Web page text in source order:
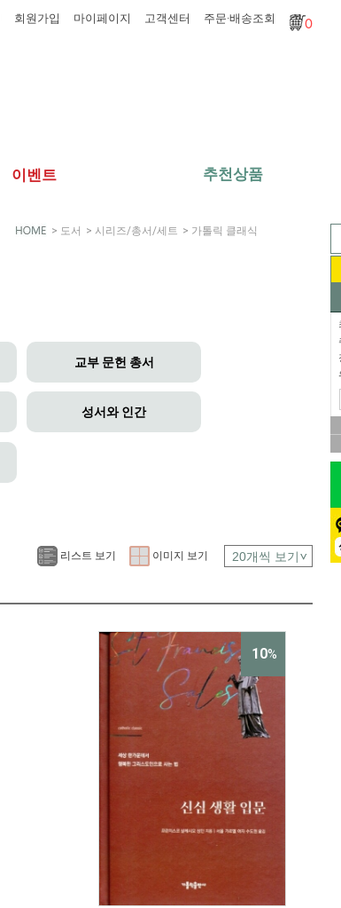
회원가입 마이페이지 고객센터 주문·배송조회 0
이벤트 추천상품
> 도서 > 시리즈/총서/세트 > 가톨릭 클래식
교부 문헌 총서
성서와 인간
리스트 보기 이미지 보기
10%